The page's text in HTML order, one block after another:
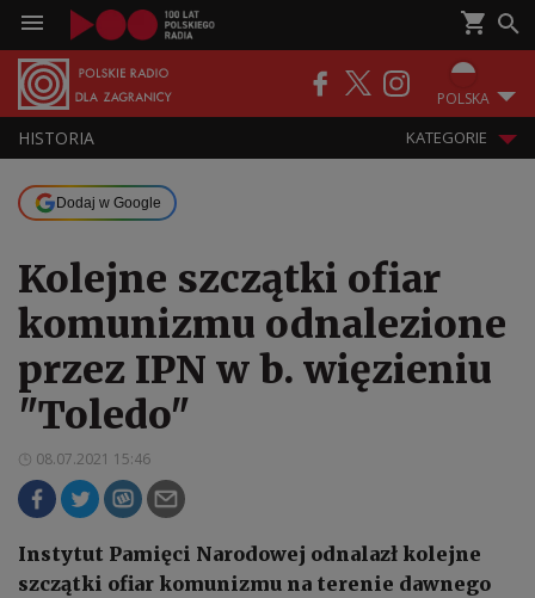
POLSKA
HISTORIA KATEGORIE
Dodaj w Google
Kolejne szczątki ofiar
komunizmu odnalezione
przez IPN w b. więzieniu
"Toledo"
08.07.2021 15:46
Instytut Pamięci Narodowej odnalazł kolejne
szczątki ofiar komunizmu na terenie dawnego